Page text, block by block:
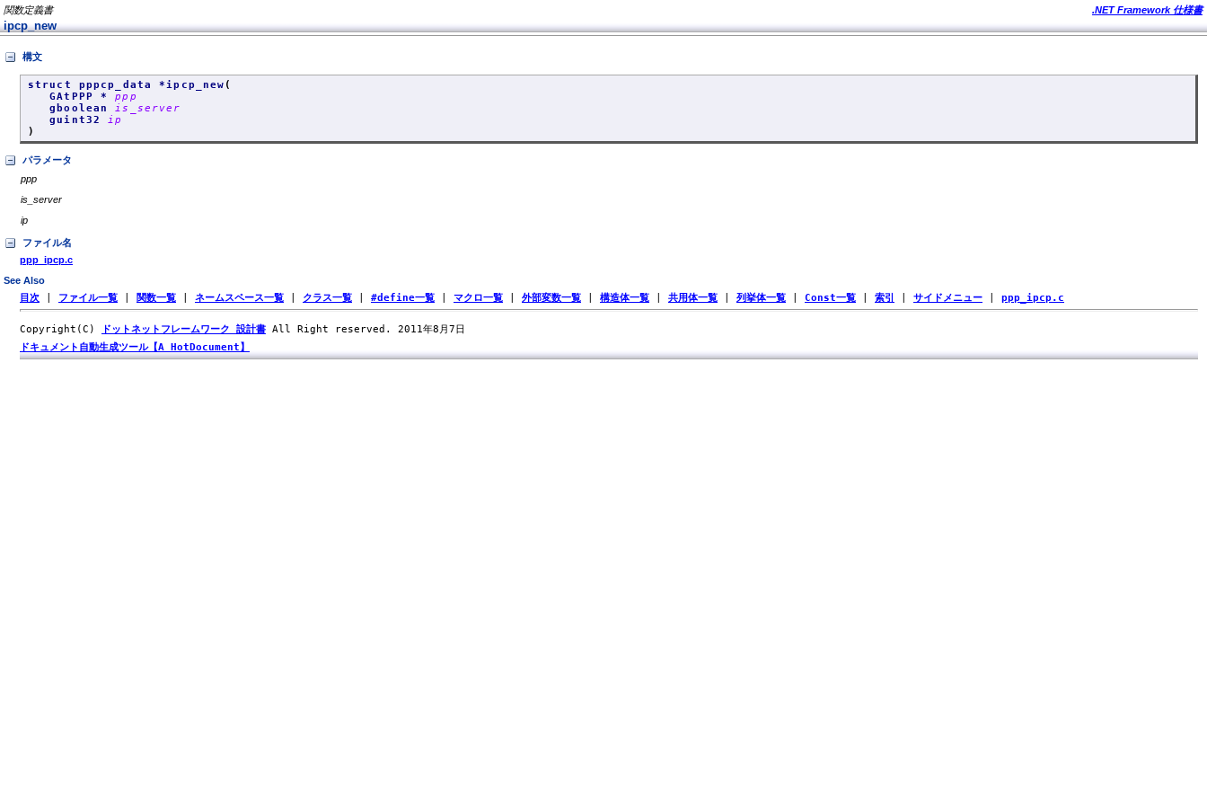
関数定義書 .NET Framework 仕様書
ipcp_new
構文
struct pppcp_data *ipcp_new (
GAtPPP *ppp
gbooleanis_server
guint32ip
)
パラメータ
ppp
is_server
ip
ファイル名
ppp_ipcp.c
See Also
目次 ファイル一覧 関数一覧 ネームスペース一覧 クラス一覧 #define一覧 マクロ一覧 外部変数一覧 構造体一覧 共用体一覧 列挙体一覧 Const一覧 索引 サイドメニュー ppp_ipcp.c
Copyright(C) ドットネットフレームワーク 設計書 All Right reserved. 2011年8月7日
ドキュメント自動生成ツール【A HotDocument】